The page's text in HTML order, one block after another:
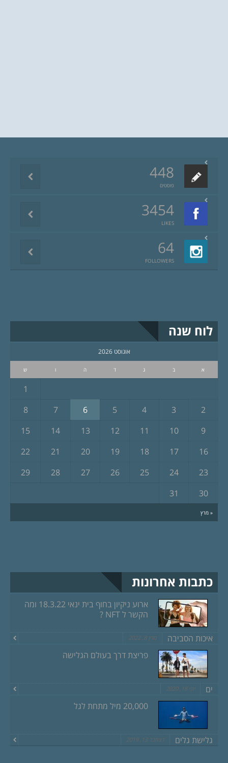
448
פוסטים
3454
LIKES
64
FOLLOWERS
לוח שנה
אוגוסט 2026
א ב ג ד ה ו ש
« מרץ
1
2
3
4
5
6
7
8
9
10
11
12
13
14
15
16
17
18
19
20
21
22
23
24
25
26
27
28
29
30
31
כתבות אחרונות
ארוע ניקיון בחוף בית ינאי 18.3.22 ומה
הקשר ל NFT ?
איכות הסביבה מרץ 8, 2022
פריצת דרך בעולם הגלישה
ים יוני 18, 2020
20,000 מיל מתחת לגל
גלישת גלים דצמבר 13, 2019